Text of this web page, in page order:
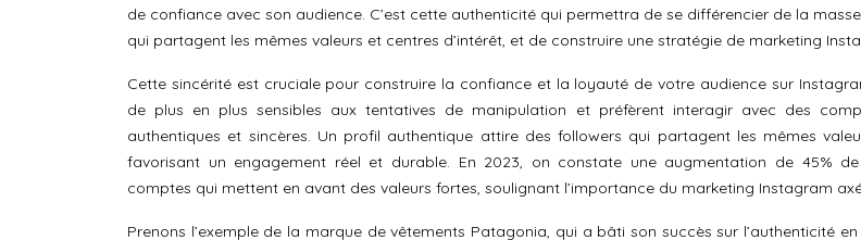
de confiance avec son audience. C’est cette authenticité qui permettra de se différencier de la
qui partagent les mêmes valeurs et centres d’intérêt, et de construire une stratégie de marketing
Cette sincérité est cruciale pour construire la confiance et la loyauté de votre audience sur
de plus en plus sensibles aux tentatives de manipulation et préfèrent interagir avec des
authentiques et sincères. Un profil authentique attire des followers qui partagent les mêmes
favorisant un engagement réel et durable. En 2023, on constate une augmentation de 45% de
comptes qui mettent en avant des valeurs fortes, soulignant l’importance du marketing Instagram
Prenons l’exemple de la marque de vêtements Patagonia, qui a bâti son succès sur l’authenticité